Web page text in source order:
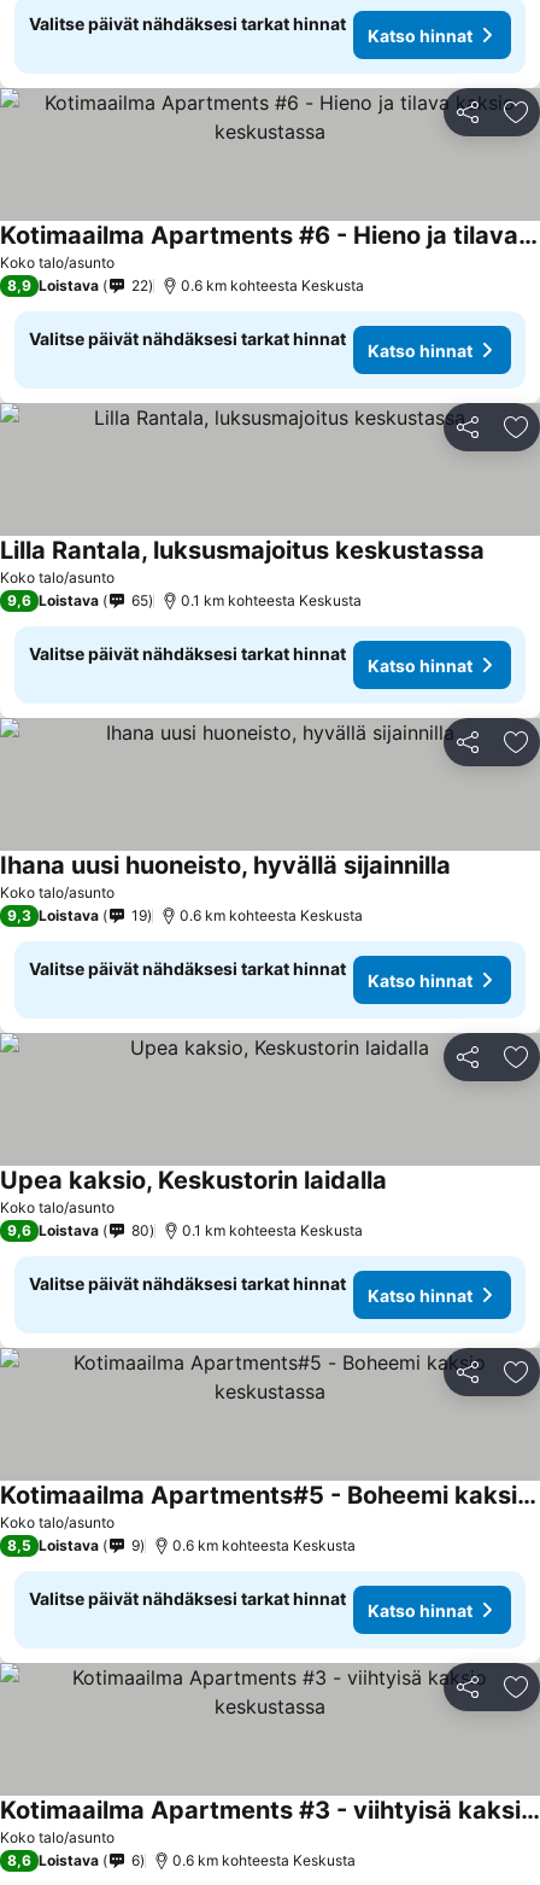
Valitse päivät nähdäksesi tarkat hinnat
Katso hinnat
Jaa
Koko talo/asunto
Kotimaailma Apartments #6 - Hieno ja tilava kaksio keskustassa
8,9 Loistava 22 0.6 km kohteesta Keskusta
Valitse päivät nähdäksesi tarkat hinnat
Katso hinnat
Jaa
Koko talo/asunto
Lilla Rantala, luksusmajoitus keskustassa
9,6 Loistava 65 0.1 km kohteesta Keskusta
Valitse päivät nähdäksesi tarkat hinnat
Katso hinnat
Jaa
Koko talo/asunto
Ihana uusi huoneisto, hyvällä sijainnilla
9,3 Loistava 19 0.6 km kohteesta Keskusta
Valitse päivät nähdäksesi tarkat hinnat
Katso hinnat
Jaa
Koko talo/asunto
Upea kaksio, Keskustorin laidalla
9,6 Loistava 80 0.1 km kohteesta Keskusta
Valitse päivät nähdäksesi tarkat hinnat
Katso hinnat
Jaa
Koko talo/asunto
Kotimaailma Apartments#5 - Boheemi kaksio keskustassa
8,5 Loistava 9 0.6 km kohteesta Keskusta
Valitse päivät nähdäksesi tarkat hinnat
Katso hinnat
Jaa
Koko talo/asunto
Kotimaailma Apartments #3 - viihtyisä kaksio keskustassa
8,6 Loistava 6 0.6 km kohteesta Keskusta